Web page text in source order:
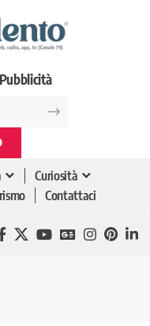
Curiosità
Contattaci